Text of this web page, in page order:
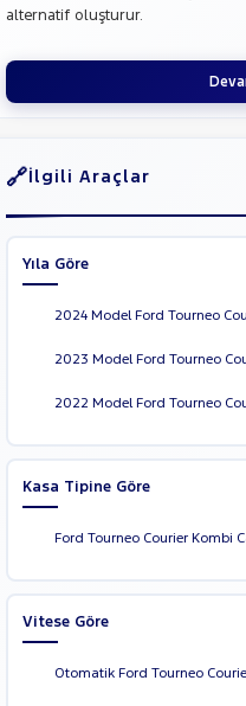
alternatif oluşturur.
İlgili Araçlar
Yıla Göre
2024 Model Ford Tourneo
2023 Model Ford Tourneo
2022 Model Ford Tourneo
Kasa Tipine Göre
Ford Tourneo Courier Kombi
Vitese Göre
Otomatik Ford Tourneo